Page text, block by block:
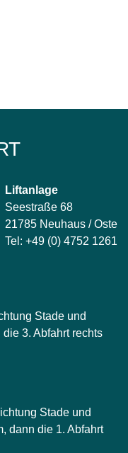
Liftanlage
Seestraße 68
21785 Neuhaus / Oste
Tel: +49 (0) 4752 1261
Stade und
3. Abfahrt rechts
Stade und
dann die 1. Abfahrt